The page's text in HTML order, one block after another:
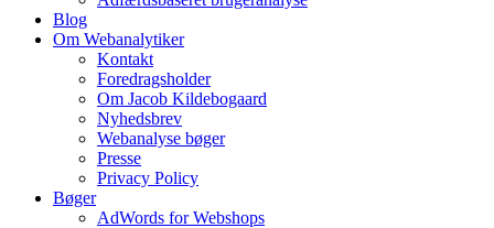
Blog
Om Webanalytiker
Kontakt
Foredragsholder
Om Jacob Kildebogaard
Nyhedsbrev
Webanalyse bøger
Presse
Privacy Policy
Bøger
AdWords for Webshops